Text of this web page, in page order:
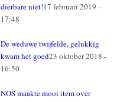
dierbare niet!17 februari 2019 -
17:48
De weduwe twijfelde, gelukkig
kwam het goed23 oktober 2018 -
16:50
NOS maakte mooi item over